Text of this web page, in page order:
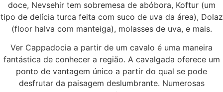
doce, Nevsehir tem sobremesa de abóbora, Koftur (um
tipo de delícia turca feita com suco de uva da área), Dolaz
(floor halva com manteiga), molasses de uva, e mais.
Ver Cappadocia a partir de um cavalo é uma maneira
fantástica de conhecer a região. A cavalgada oferece um
ponto de vantagem único a partir do qual se pode
desfrutar da paisagem deslumbrante. Numerosas